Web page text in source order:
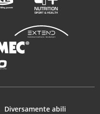
Diversamente abili